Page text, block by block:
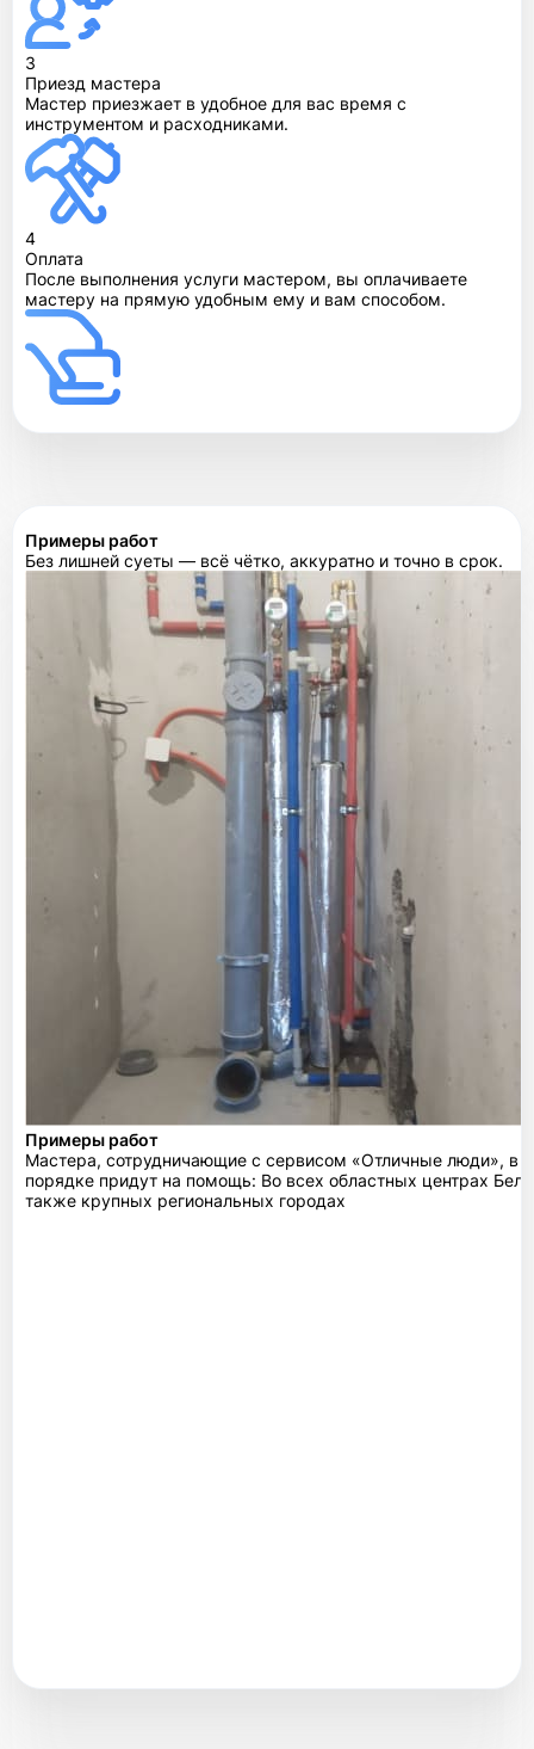
3
Приезд мастера
Мастер приезжает в удобное для вас время с
инструментом и расходниками.
4
Оплата
После выполнения услуги мастером, вы оплачиваете
мастеру на прямую удобным ему и вам способом.
Примеры работ
Без лишней суеты — всё чётко, аккуратно и точно в срок.
Примеры работ
Мастера, сотрудничающие с сервисом «Отличные люди», в
порядке придут на помощь: Во всех областных центрах
также крупных региональных городах